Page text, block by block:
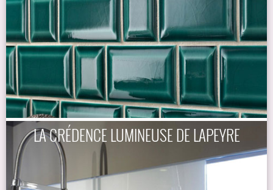
LA CRÉDENCE LUMINEUSE DE LAPEYRE